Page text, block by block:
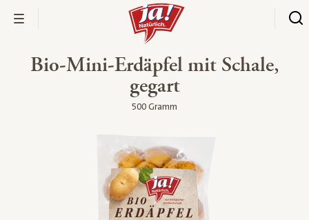
Bio-Mini-Erdäpfel mit Schale,
gegart
500 Gramm